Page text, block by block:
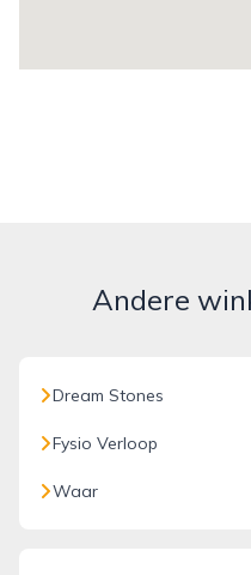
Andere
Dream Stones
Fysio Verloop
Waar